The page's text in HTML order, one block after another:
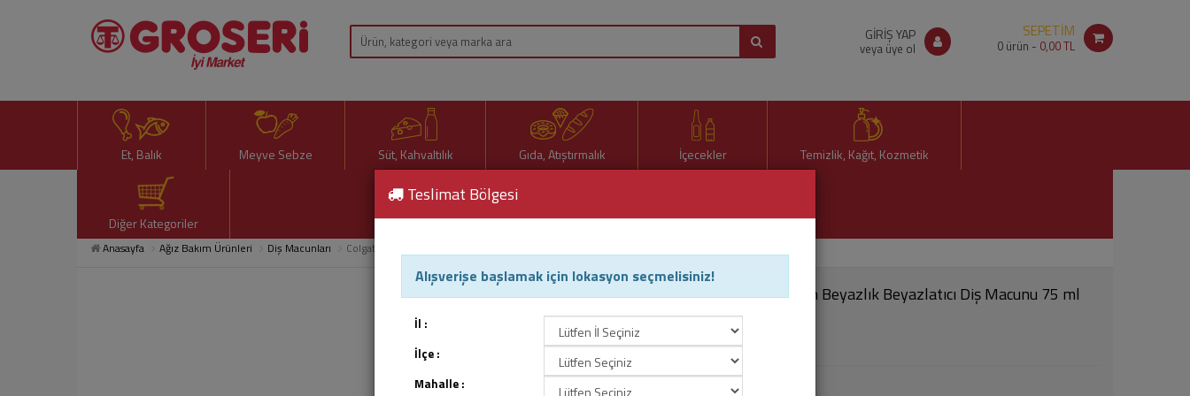
GİRİŞ YAP
veya üye ol
SEPETİM
0 ürün - 0,00 TL
Et, Balık Meyve Sebze Süt, Kahvaltılık Gıda, Atıştırmalık İçecekler Temizlik, Kağıt, Kozmetik
Diğer Kategoriler
Anasayfa Ağız Bakım Ürünleri Diş Macunları Colgate Optic White Parıldayan Beyazlık Beyazlatıcı Diş Macunu 75 ml
Colgate Optic White Parıldayan Beyazlık Beyazlatıcı Diş Macunu 75 ml
Ürün Kodu : 55818
Teslimat Bölgesi
Alışverişe başlamak için lokasyon seçmelisiniz!
İl :
İlçe :
Mahalle :